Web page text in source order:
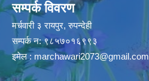
सम्पर्क विवरण
मर्चवारी ३ रायपुर, रुपन्देही
सम्पर्क न: ९८५७०१६९९३
इमेल : marchawari2073@gmail.com